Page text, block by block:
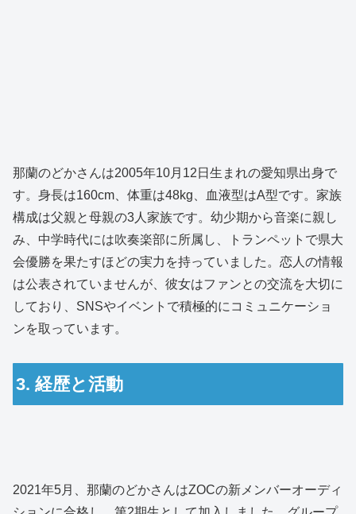
那蘭のどかさんは2005年10月12日生まれの愛知県出身で
す。身長は160cm、体重は48kg、血液型はA型です。家族
構成は父親と母親の3人家族です。幼少期から音楽に親し
み、中学時代には吹奏楽部に所属し、トランペットで県大
会優勝を果たすほどの実力を持っていました。恋人の情報
は公表されていませんが、彼女はファンとの交流を大切に
しており、SNSやイベントで積極的にコミュニケーショ
ンを取っています。
3. 経歴と活動
2021年5月、那蘭のどかさんはZOCの新メンバーオーディ